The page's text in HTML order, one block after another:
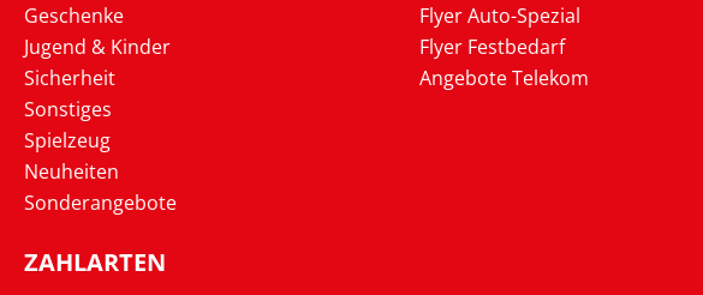
Geschenke
Jugend & Kinder
Sicherheit
Sonstiges
Spielzeug
Neuheiten
Sonderangebote
Flyer Auto-Spezial
Flyer Festbedarf
Angebote Telekom
ZAHLARTEN